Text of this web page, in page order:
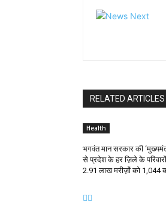
RELATED ARTICLES
Health
भगवंत मान सरकार की
से प्रदेश के हर ज़िले के
2.91 लाख मरीज़ों को ₹1,044